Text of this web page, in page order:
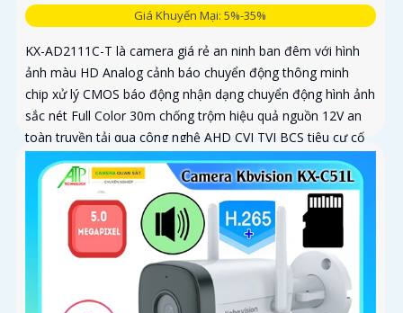
Giá Khuyến Mại: 5%-35%
KX-AD2111C-T là camera giá rẻ an ninh ban đêm với hình
ảnh màu HD Analog cảnh báo chuyển động thông minh
chip xử lý CMOS báo động nhận dạng chuyển động hình ảnh
sắc nét Full Color 30m chống trộm hiệu quả nguồn 12V an
toàn truyền tải qua công nghệ AHD CVI TVI BCS tiêu cự cố
định 3. 6mm và đầu ghi chức năng xem ban đêm màu